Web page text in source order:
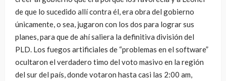
de que lo sucedido allí contra él, era obra del gobierno
únicamente, o sea, jugaron con los dos para lograr sus
planes, para que de ahí saliera la definitiva división del
PLD. Los fuegos artificiales de “problemas en el software”
ocultaron el verdadero timo del voto masivo en la región
del sur del país, donde votaron hasta casi las 2:00 am,